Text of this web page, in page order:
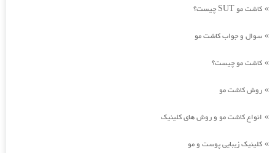
» کاشت مو SUT چیست؟
» سوال و جواب کاشت مو
» کاشت مو چیست؟
» روش کاشت مو
» انواع کاشت مو و روش های کلینیک
» کلینیک زیبایی پوست و مو